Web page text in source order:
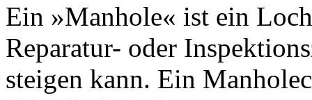
Ein »Manhole« ist ein
Reparatur- oder
steigen kann. Ein